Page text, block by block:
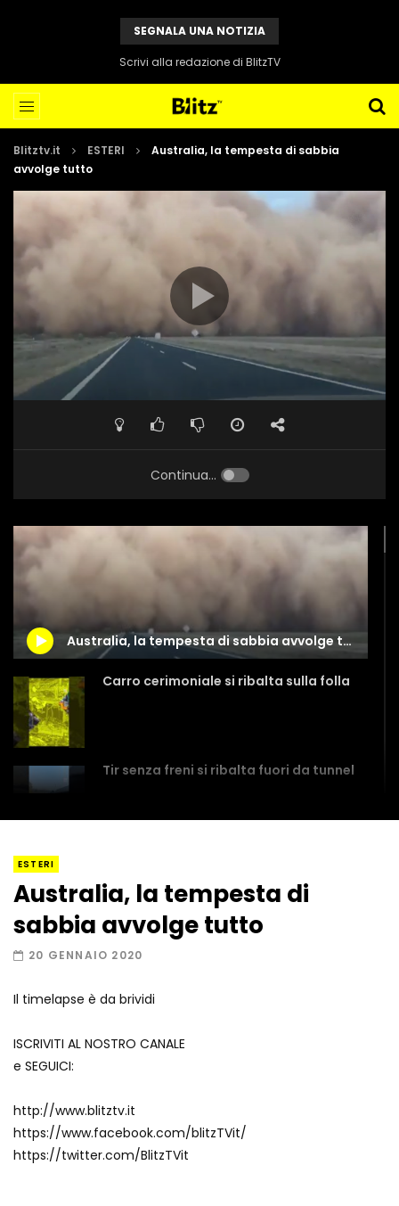
SEGNALA UNA NOTIZIA
Scrivi alla redazione di BlitzTV
Blitztv.it ESTERI
Australia, la tempesta di sabbia
avvolge tutto
Continua...
Australia, la tempesta di sabbia avvolge tutto
Carro cerimoniale si ribalta sulla folla
Tir senza freni si ribalta fuori da tunnel
Amiocuggino fa saltare in aria il drone
Record di baci in 30 secondi
Due navi USA si scontrano in mare
ESTERI
Australia, la tempesta di
sabbia avvolge tutto
20 GENNAIO 2020
Il timelapse è da brividi
ISCRIVITI AL NOSTRO CANALE
e SEGUICI:
http://www.blitztv.it
https://www.facebook.com/blitzTVit/
https://twitter.com/BlitzTVit